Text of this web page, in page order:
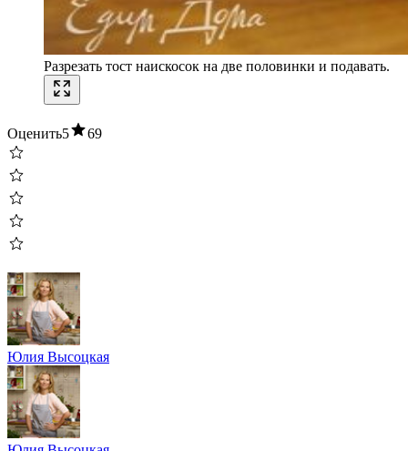
Разрезать тост наискосок на две половинки и подавать.
Оценить5 69
Юлия Высоцкая